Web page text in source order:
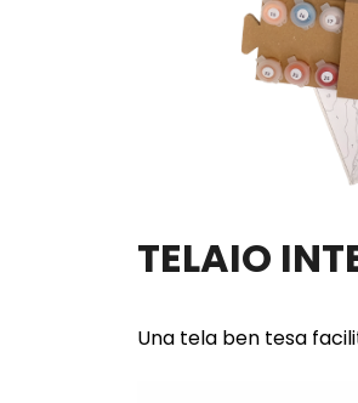
TELAIO
Una tela ben tesa